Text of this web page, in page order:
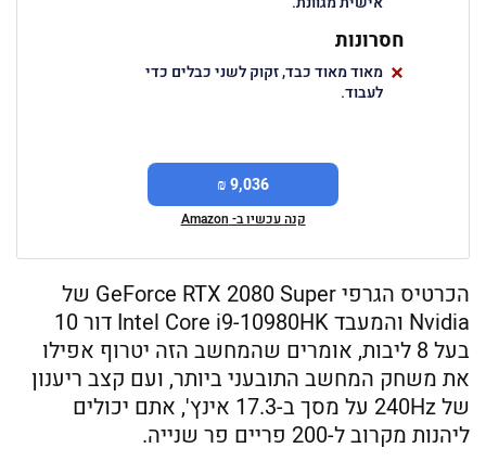
חסרונות
מאוד מאוד כבד, זקוק לשני כבלים כדי
לעבוד.
9,036 ₪
קנה עכשיו ב- Amazon
הכרטיס הגרפי GeForce RTX 2080 Super של
Nvidia והמעבד Intel Core i9-10980HK דור 10
בעל 8 ליבות, אומרים שהמחשב הזה יטרוף אפילו
את משחק המחשב התובעני ביותר, ועם קצב ריענון
של 240Hz על מסך ב-17.3 אינץ', אתם יכולים
ליהנות מקרוב ל-200 פריים פר שנייה.